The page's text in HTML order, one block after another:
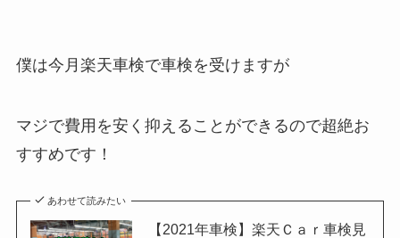
僕は今月楽天車検で車検を受けますが
マジで費用を安く抑えることができるので超絶お
すすめです！
あわせて読みたい
【2021年車検】楽天Ｃａｒ車検見